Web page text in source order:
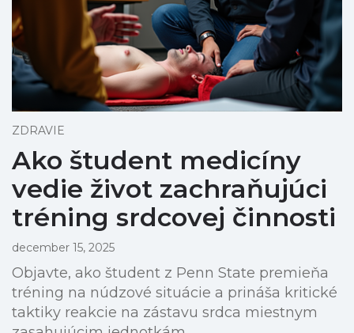
ZDRAVIE
Ako študent medicíny
vedie život zachraňujúci
tréning srdcovej činnosti
december 15, 2025
Objavte, ako študent z Penn State premieňa
tréning na núdzové situácie a prináša kritické
taktiky reakcie na zástavu srdca miestnym